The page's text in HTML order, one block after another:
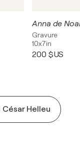
Anna de
Gravure
10x7in
200 $US
Helleu